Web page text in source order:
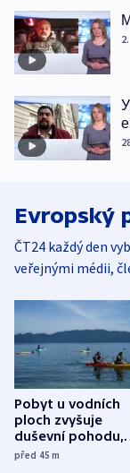
Evropský
ČT24 každý den
veřejnými médii,
Pobyt u vodních
ploch zvyšuje
duševní pohodu,
ukázala
před 45m